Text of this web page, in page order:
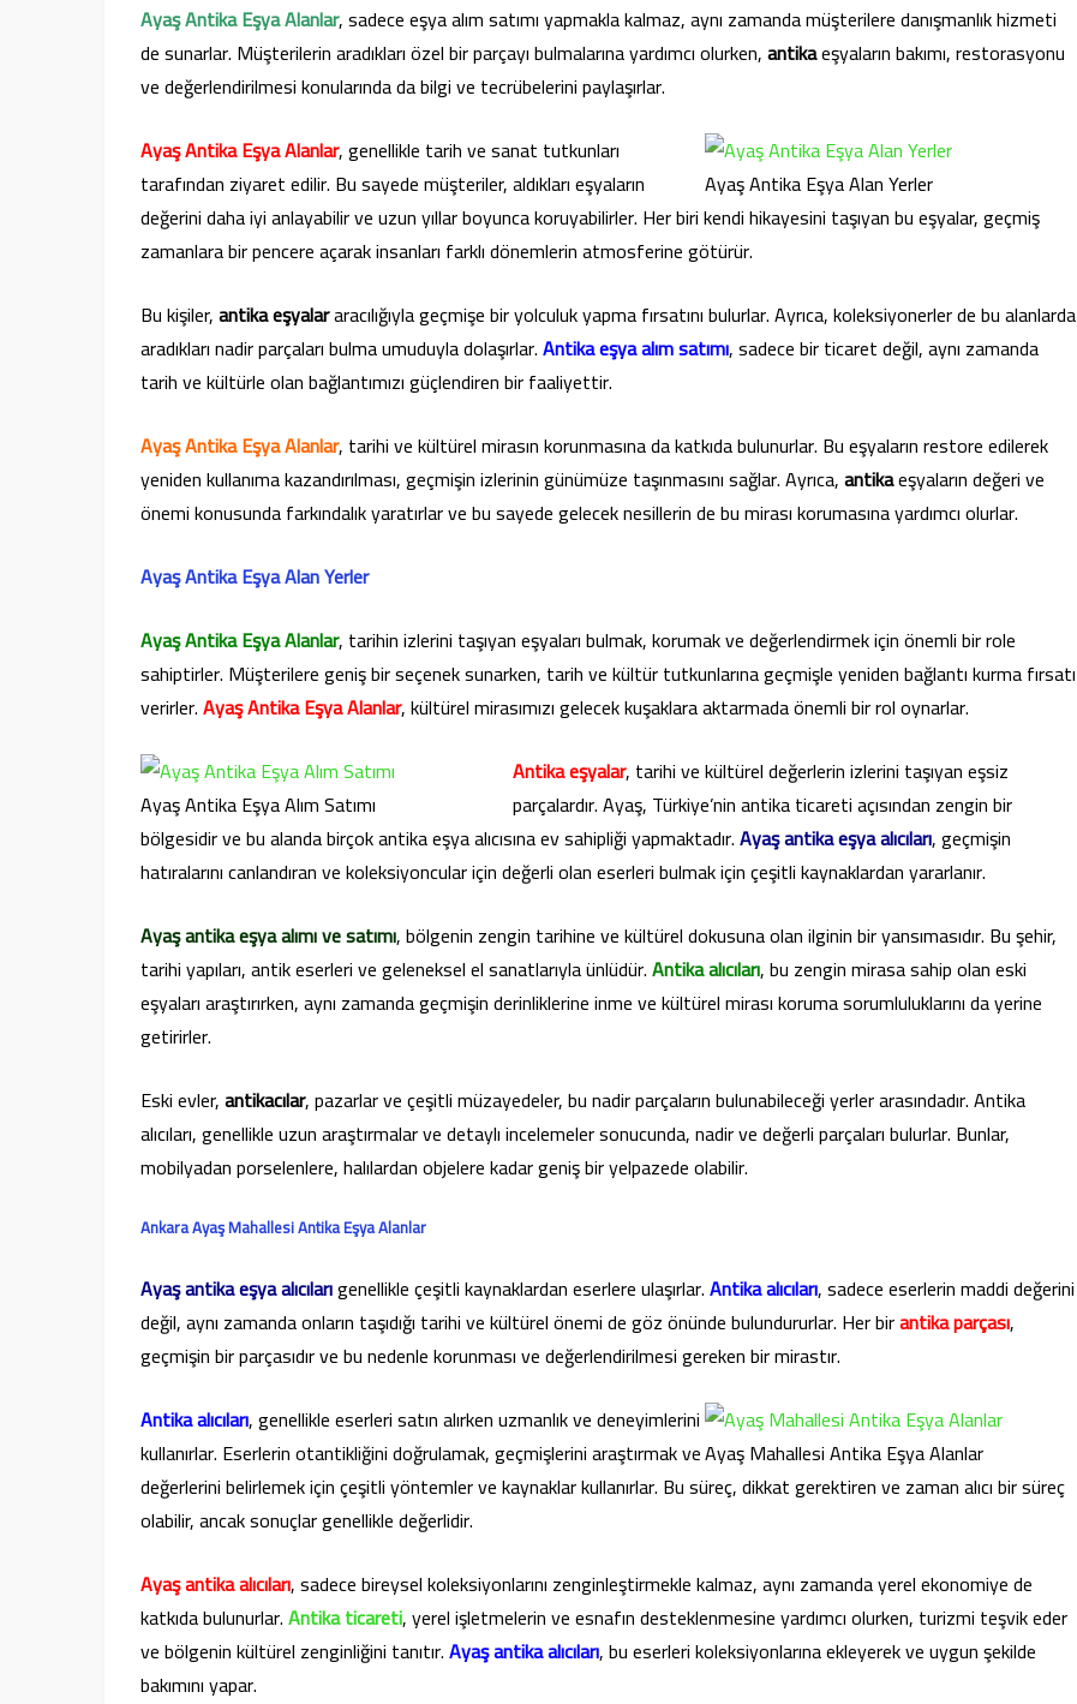
Ayaş Antika Eşya Alanlar, sadece eşya alım satımı yapmakla kalmaz, aynı zamanda müşterilere danışmanlık hizmeti
de sunarlar. Müşterilerin aradıkları özel bir parçayı bulmalarına yardımcı olurken,antikaeşyaların bakımı, restorasyonu
ve değerlendirilmesi konularında da bilgi ve tecrübelerini paylaşırlar.
Ayaş Antika Eşya Alan Yerler
Ayaş Antika Eşya Alanlar, genellikle tarih ve sanat tutkunları
tarafından ziyaret edilir. Bu sayede müşteriler, aldıkları eşyaların
değerini daha iyi anlayabilir ve uzun yıllar boyunca koruyabilirler. Her biri kendi hikayesini taşıyan bu eşyalar, geçmiş
zamanlara bir pencere açarak insanları farklı dönemlerin atmosferine götürür.
Bu kişiler,antika eşyalararacılığıyla geçmişe bir yolculuk yapma fırsatını bulurlar. Ayrıca, koleksiyonerler de bu alanlarda
aradıkları nadir parçaları bulma umuduyla dolaşırlar.Antika eşya alım satımı, sadece bir ticaret değil, aynı zamanda
tarih ve kültürle olan bağlantımızı güçlendiren bir faaliyettir.
Ayaş Antika Eşya Alanlar, tarihi ve kültürel mirasın korunmasına da katkıda bulunurlar. Bu eşyaların restore edilerek
yeniden kullanıma kazandırılması, geçmişin izlerinin günümüze taşınmasını sağlar. Ayrıca,antikaeşyaların değeri ve
önemi konusunda farkındalık yaratırlar ve bu sayede gelecek nesillerin de bu mirası korumasına yardımcı olurlar.
Ayaş Antika Eşya Alan Yerler
Ayaş Antika Eşya Alanlar, tarihin izlerini taşıyan eşyaları bulmak, korumak ve değerlendirmek için önemli bir role
sahiptirler. Müşterilere geniş bir seçenek sunarken, tarih ve kültür tutkunlarına geçmişle yeniden bağlantı kurma fırsatı
verirler.Ayaş Antika Eşya Alanlar, kültürel mirasımızı gelecek kuşaklara aktarmada önemli bir rol oynarlar.
Ayaş Antika Eşya Alım Satımı
Antika eşyalar, tarihi ve kültürel değerlerin izlerini taşıyan eşsiz
parçalardır. Ayaş, Türkiye’nin antika ticareti açısından zengin bir
bölgesidir ve bu alanda birçok antika eşya alıcısına ev sahipliği yapmaktadır.Ayaş antika eşya alıcıları, geçmişin
hatıralarını canlandıran ve koleksiyoncular için değerli olan eserleri bulmak için çeşitli kaynaklardan yararlanır.
Ayaş antika eşya alımı ve satımı, bölgenin zengin tarihine ve kültürel dokusuna olan ilginin bir yansımasıdır. Bu şehir,
tarihi yapıları, antik eserleri ve geleneksel el sanatlarıyla ünlüdür.Antika alıcıları, bu zengin mirasa sahip olan eski
eşyaları araştırırken, aynı zamanda geçmişin derinliklerine inme ve kültürel mirası koruma sorumluluklarını da yerine
getirirler.
Eski evler,antikacılar, pazarlar ve çeşitli müzayedeler, bu nadir parçaların bulunabileceği yerler arasındadır. Antika
alıcıları, genellikle uzun araştırmalar ve detaylı incelemeler sonucunda, nadir ve değerli parçaları bulurlar. Bunlar,
mobilyadan porselenlere, halılardan objelere kadar geniş bir yelpazede olabilir.
Ankara Ayaş Mahallesi Antika Eşya Alanlar
Ayaş antika eşya alıcılarıgenellikle çeşitli kaynaklardan eserlere ulaşırlar.Antika alıcıları, sadece eserlerin maddi değerini
değil, aynı zamanda onların taşıdığı tarihi ve kültürel önemi de göz önünde bulundururlar. Her birantika parçası,
geçmişin bir parçasıdır ve bu nedenle korunması ve değerlendirilmesi gereken bir mirastır.
Ayaş Mahallesi Antika Eşya Alanlar
Antika alıcıları, genellikle eserleri satın alırken uzmanlık ve deneyimlerini
kullanırlar. Eserlerin otantikliğini doğrulamak, geçmişlerini araştırmak ve
değerlerini belirlemek için çeşitli yöntemler ve kaynaklar kullanırlar. Bu süreç, dikkat gerektiren ve zaman alıcı bir süreç
olabilir, ancak sonuçlar genellikle değerlidir.
Ayaş antika alıcıları, sadece bireysel koleksiyonlarını zenginleştirmekle kalmaz, aynı zamanda yerel ekonomiye de
katkıda bulunurlar.Antika ticareti, yerel işletmelerin ve esnafın desteklenmesine yardımcı olurken, turizmi teşvik eder
ve bölgenin kültürel zenginliğini tanıtır.Ayaş antika alıcıları, bu eserleri koleksiyonlarına ekleyerek ve uygun şekilde
bakımını yapar.